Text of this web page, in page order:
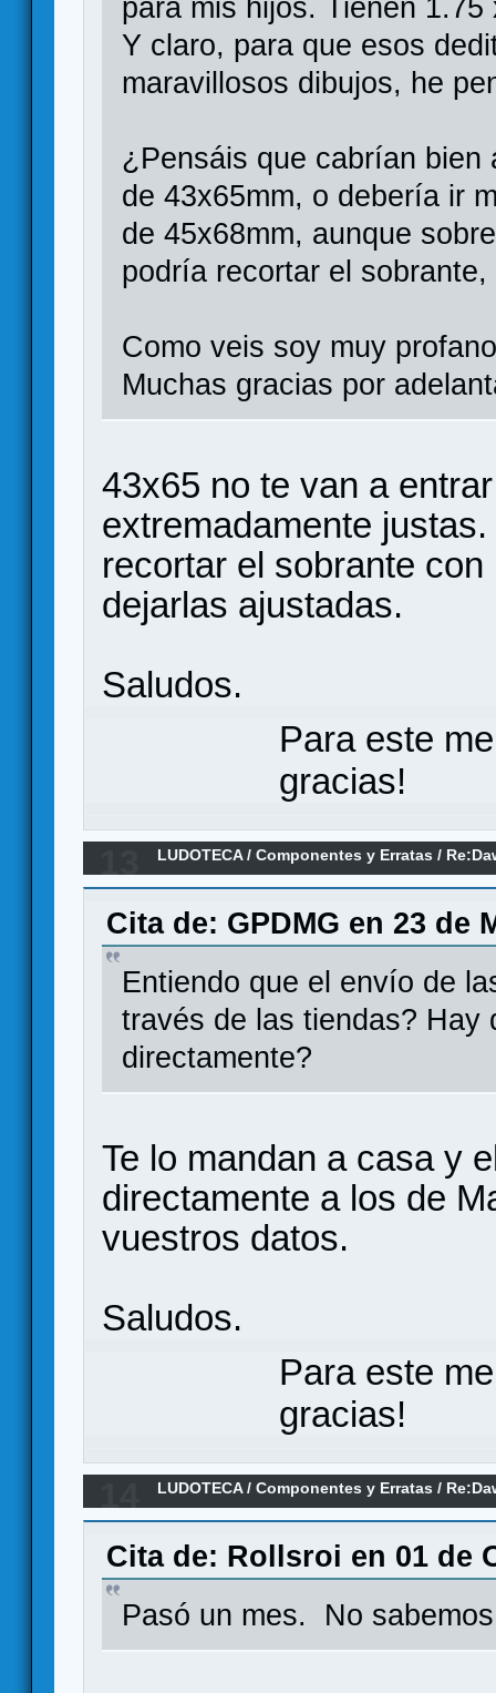
para mis hijos. Tienen
Y claro, para que esos
maravillosos dibujos, he
¿Pensáis que cabrían bien
de 43x65mm, o debería ir
de 45x68mm, aunque
podría recortar el sobrante,
Como veis soy muy
Muchas gracias por
43x65 no te van a
extremadamente
recortar el sobrante
dejarlas ajustadas.
Saludos.
Para este
gracias!
LUDOTECA/Componentes y Erratas /
Cita de: GPDMG en 23 de
Entiendo que el envío de
través de las tiendas? Hay
directamente?
Te lo mandan a casa y
directamente a los de
vuestros datos.
Saludos.
Para este
gracias!
LUDOTECA/Componentes y Erratas /
(erratas)
Cita de: Rollsroi en 01 de
Pasó un mes. No